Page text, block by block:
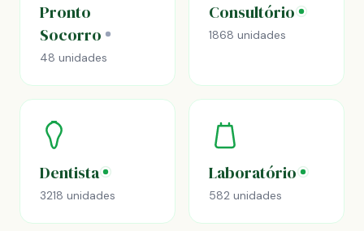
Pronto
Socorro
48 unidades
Consultório
1868 unidades
Dentista
3218 unidades
Laboratório
582 unidades